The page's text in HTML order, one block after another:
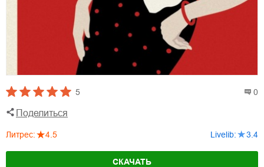
5 0
Поделиться
Литрес: 4.5 Livelib: 3.4
СКАЧАТЬ